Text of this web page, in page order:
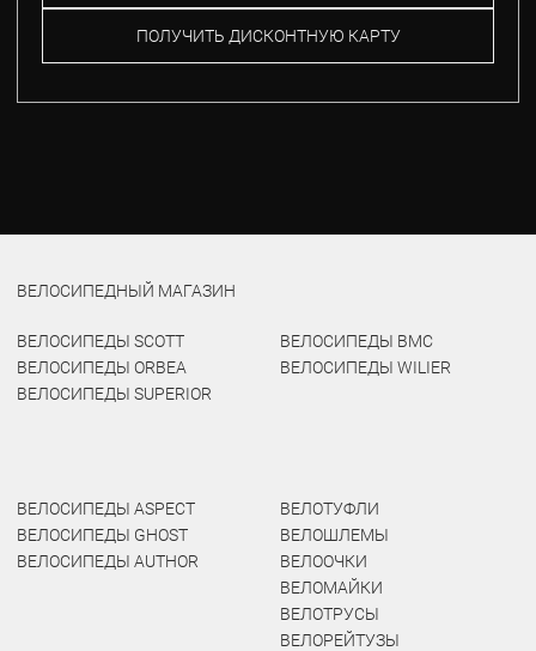
ПОЛУЧИТЬ ДИСКОНТНУЮ КАРТУ
ВЕЛОСИПЕДНЫЙ МАГАЗИН
ВЕЛОСИПЕДЫ SCOTT
ВЕЛОСИПЕДЫ ORBEA
ВЕЛОСИПЕДЫ SUPERIOR
ВЕЛОСИПЕДЫ BMC
ВЕЛОСИПЕДЫ WILIER
ВЕЛОСИПЕДЫ ASPECT
ВЕЛОСИПЕДЫ GHOST
ВЕЛОСИПЕДЫ AUTHOR
ВЕЛОТУФЛИ
ВЕЛОШЛЕМЫ
ВЕЛООЧКИ
ВЕЛОМАЙКИ
ВЕЛОТРУСЫ
ВЕЛОРЕЙТУЗЫ